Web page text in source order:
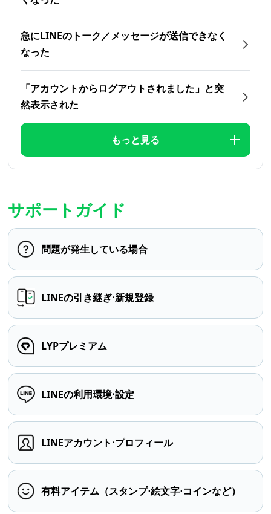
急にLINEのトーク／メッセージが送信できなく
なった
「アカウントからログアウトされました」と突
然表示された
もっと見る
サポートガイド
問題が発生している場合
LINEの引き継ぎ⋅新規登録
LYPプレミアム
LINEの利用環境⋅設定
LINEアカウント⋅プロフィール
有料アイテム（スタンプ⋅絵文字⋅コインなど）